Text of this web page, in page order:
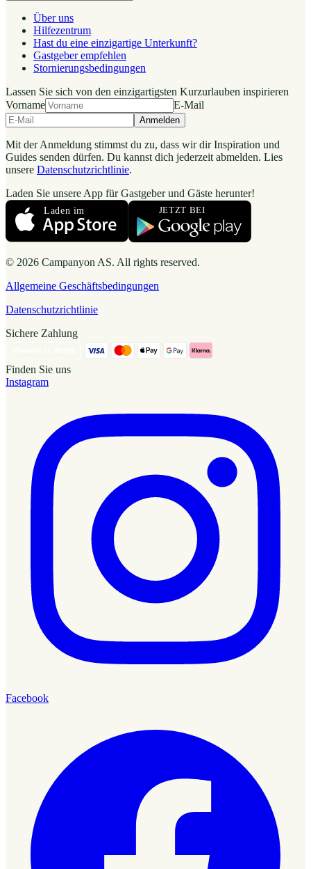
Über uns
Hilfezentrum
Hast du eine einzigartige Unterkunft?
Gastgeber empfehlen
Stornierungsbedingungen
Lassen Sie sich von den einzigartigsten Kurzurlauben inspirieren
Vorname
E-Mail
Anmelden
Mit der Anmeldung stimmst du zu, dass wir dir Inspiration und
Guides senden dürfen. Du kannst dich jederzeit abmelden. Lies
unsere Datenschutzrichtlinie.
Laden Sie unsere App für Gastgeber und Gäste herunter!
© 2026 Campanyon AS. All rights reserved.
Allgemeine Geschäftsbedingungen
Datenschutzrichtlinie
Sichere Zahlung
Finden Sie uns
Instagram
Facebook